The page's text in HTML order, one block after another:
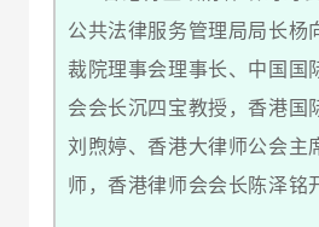
公共法律服务管理局局长杨
裁院理事会理事长、中国国
会会长沉四宝教授，香港国
刘煦婷、香港大律师公会主
师，香港律师会会长陈泽铭